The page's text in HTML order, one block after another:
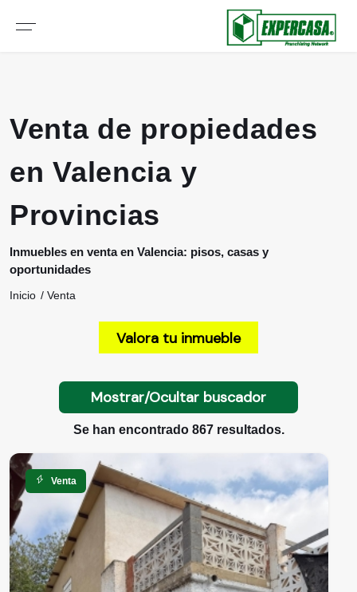
Venta de propiedades
en Valencia y
Provincias
Inmuebles en venta en Valencia: pisos, casas y
oportunidades
Inicio Venta
Valora tu inmueble
Mostrar/Ocultar buscador
Se han encontrado 867 resultados.
Venta